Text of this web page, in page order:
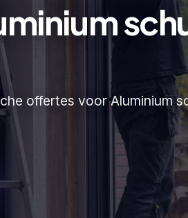
offertes voor Aluminium